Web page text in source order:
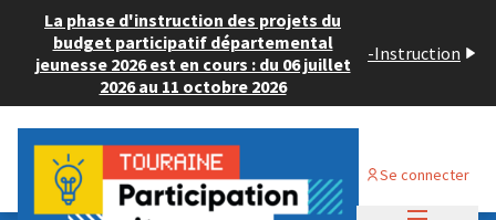
La phase d'instruction des projets du
budget participatif départemental
jeunesse 2026 est en cours : du 06 juillet
2026 au 11 octobre 2026
-Instruction
Se connecter